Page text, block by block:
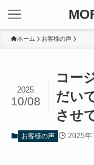
ホーム お客様の声
コー
だい
させ
2025
10/08
お客様の声 2025年